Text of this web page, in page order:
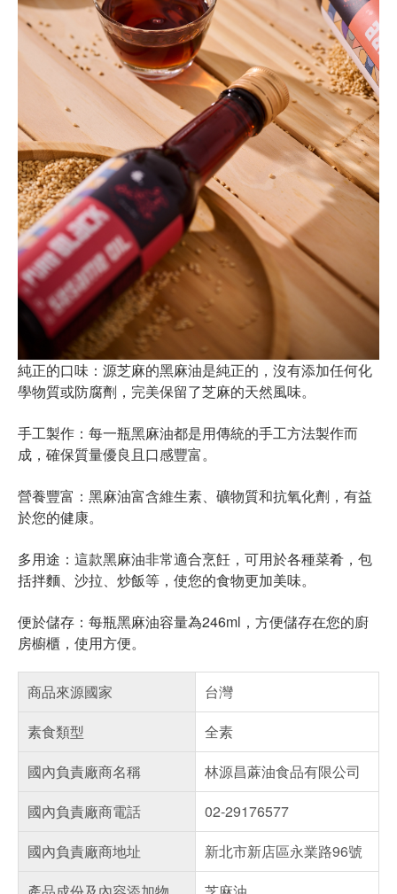
純正的口味：源芝麻的黑麻油是純正的，沒有添加任何化
學物質或防腐劑，完美保留了芝麻的天然風味。
手工製作：每一瓶黑麻油都是用傳統的手工方法製作而
成，確保質量優良且口感豐富。
營養豐富：黑麻油富含維生素、礦物質和抗氧化劑，有益
於您的健康。
多用途：這款黑麻油非常適合烹飪，可用於各種菜肴，包
括拌麵、沙拉、炒飯等，使您的食物更加美味。
便於儲存：每瓶黑麻油容量為246ml，方便儲存在您的廚
房櫥櫃，使用方便。
商品來源國家
台灣
素食類型
全素
國內負責廠商名稱
林源昌蔴油食品有限公司
國內負責廠商電話
02-29176577
國內負責廠商地址
新北市新店區永業路96號